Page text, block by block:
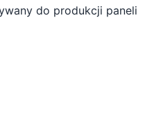
do produkcji paneli